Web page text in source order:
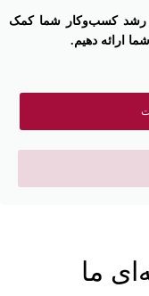
به رشد کسب‌وکار شما کمک
ارائه دهیم.
ما